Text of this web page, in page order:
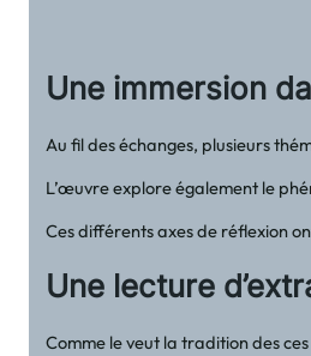
Une immersion
Au fil des échanges, plusieurs
L’œuvre explore également le
Ces différents axes de réflexion
Une lecture
Comme le veut la tradition des